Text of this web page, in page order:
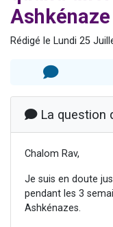
Ashkénaze
Rédigé le Lundi 25
La question
Chalom Rav,
Je suis en doute
pendant les 3
Ashkénazes.